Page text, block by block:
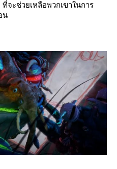
จะช่วยเหลือพวกเขาในการ
น